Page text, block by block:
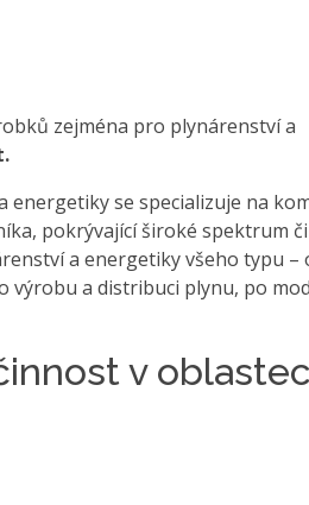
zejména pro plynárenství a
se specializuje na
pokrývající široké spektrum
a energetiky všeho typu –
a distribuci plynu, po
v